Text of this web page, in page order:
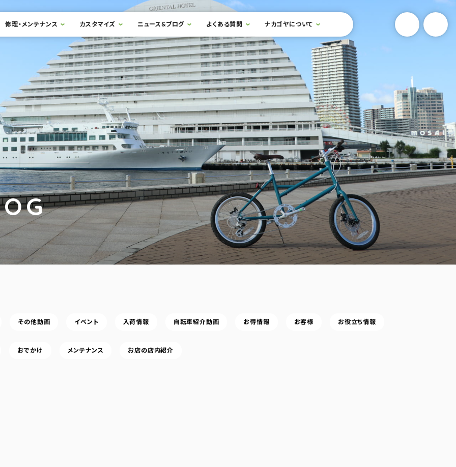
修理・メンテナンス カスタマイズ ニュース&ブログ よくある質問 ナカゴヤについて 検索フォームを開閉する YouTube
その他動画 イベント 入荷情報 自転車紹介動画 お得情報 お客様 お役立ち情報
おでかけ メンテナンス お店の店内紹介